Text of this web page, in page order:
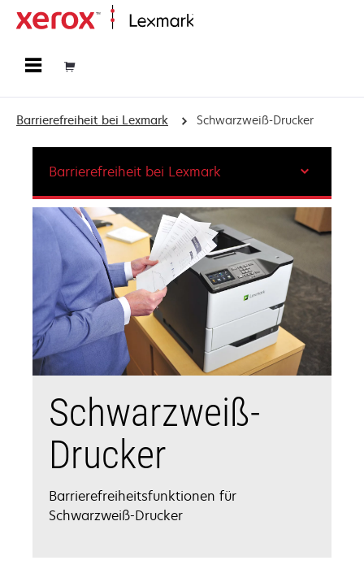
Barrierefreiheit bei Lexmark Schwarzweiß-Drucker
Schwarzweiß-
Drucker
Barrierefreiheitsfunktionen für
Schwarzweiß-Drucker
Barrierefreiheit bei Lexmark